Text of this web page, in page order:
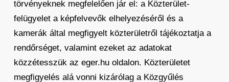
törvényeknek megfelelően jár el: a Közterület-
felügyelet a képfelvevők elhelyezéséről és a
kamerák által megfigyelt közterületről tájékoztatja a
rendőrséget, valamint ezeket az adatokat
közzétesszük az eger.hu oldalon. Közterületet
megfigyelés alá vonni kizárólag a Közgyűlés